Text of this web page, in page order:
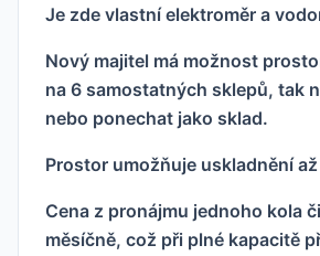
Je zde vlastní elektroměr a
Nový majitel má možnost
na 6 samostatných sklepů, tak
nebo ponechat jako sklad.
Prostor umožňuje uskladnění
Cena z pronájmu jednoho kola
měsíčně, což při plné kapacitě